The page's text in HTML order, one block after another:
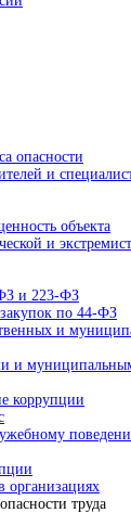
опасности
и
объекта
и
и 223-ФЗ
закупок по 44-ФЗ
и
и
коррупции
организациях
труда